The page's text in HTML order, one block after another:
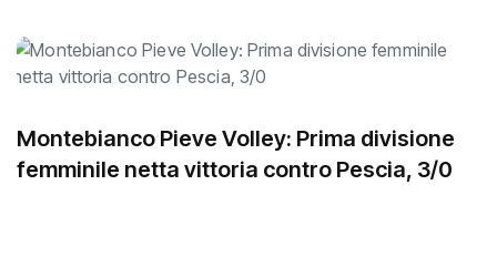
Montebianco Pieve Volley: Prima divisione